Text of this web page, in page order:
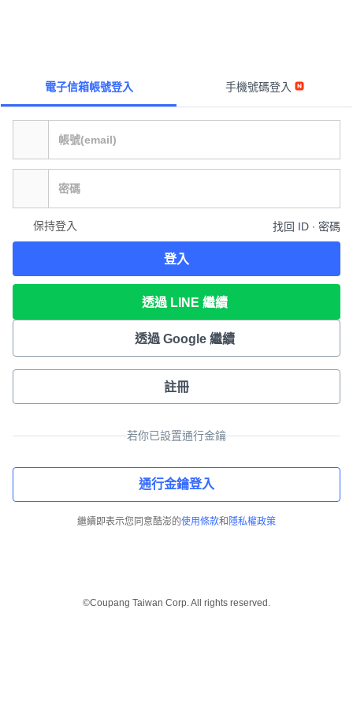
電子信箱帳號登入 手機號碼登入
保持登入 找回 ID ∙ 密碼
登入
透過 LINE 繼續
透過 Google 繼續
註冊
若你已設置通行金鑰
通行金鑰登入
繼續即表示您同意酷澎的使用條款和 隱私權政策
©Coupang Taiwan Corp. All rights reserved.